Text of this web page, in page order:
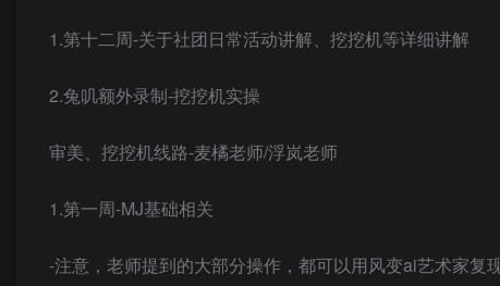
1.第十二周-关于社团日常活动讲解、挖挖机等详细讲解
2.兔叽额外录制-挖挖机实操
审美、挖挖机线路-麦橘老师/浮岚老师
1.第一周-MJ基础相关
-注意，老师提到的大部分操作，都可以用风变ai艺术家复